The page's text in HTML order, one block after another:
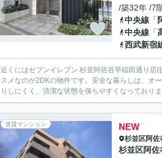
/築32年 /7
中央線 「
中央線 「
西武新宿
近くにはセブンイレブン 杉並阿佐谷早稲田通り店
スメなのが2DKの物件です。安全な暮らしは、オ
りしにくく、清潔な状態を保ちやすくなっており
賃貸マンション NEW
杉並区阿佐
杉並区阿